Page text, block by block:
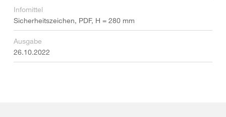
Infomittel
Sicherheitszeichen, PDF, H = 280 mm
Ausgabe
26.10.2022